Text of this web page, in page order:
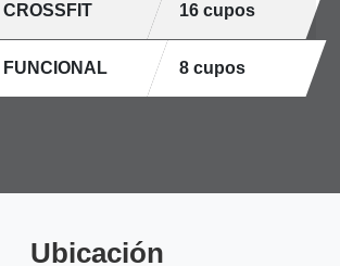
CROSSFIT 16 cupos
FUNCIONAL 8 cupos
Ubicación